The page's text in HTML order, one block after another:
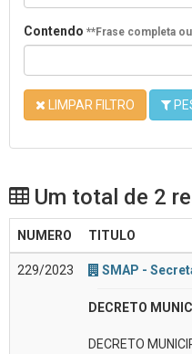
Contendo **Frase completa
LIMPAR FILTRO
Um total de 2
NUMERO TITULO
229/2023 SMAP -
DECRETO
DECRETO